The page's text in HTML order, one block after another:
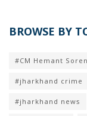
BROWSE BY
#CM Hemant Soren
#jharkhand crime
#jharkhand news